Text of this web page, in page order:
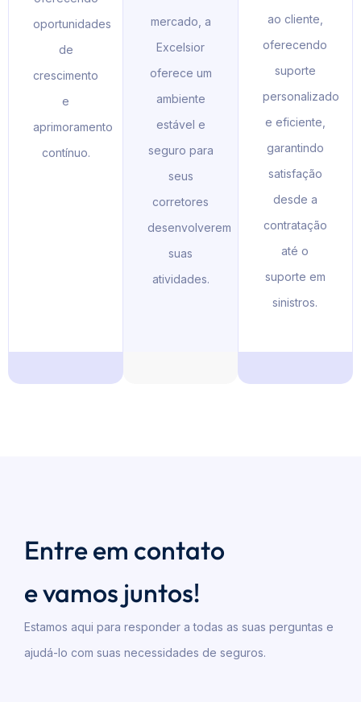
oportunidades
de
crescimento
e
aprimoramento
contínuo.
mercado, a
Excelsior
oferece um
ambiente
estável e
seguro para
seus
corretores
desenvolverem
suas
atividades.
ao cliente,
oferecendo
suporte
personalizado
e eficiente,
garantindo
satisfação
desde a
contratação
até o
suporte em
sinistros.
Entre em contato
e vamos juntos!
Estamos aqui para responder a todas as suas perguntas e
ajudá-lo com suas necessidades de seguros.